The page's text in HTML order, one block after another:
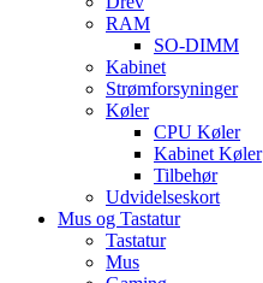
RAM
SO-DIMM
Kabinet
Strømforsyninger
Køler
CPU Køler
Kabinet Køler
Tilbehør
Udvidelseskort
Mus og Tastatur
Tastatur
Mus